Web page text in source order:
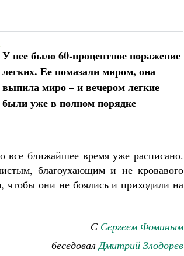
У нее было 60-процентное поражение
легких. Ее помазали миром, она
выпила миро – и вечером легкие
были уже в полном порядке
все ближайшее время уже расписано.
благоухающим и не кровавого
они не боялись и приходили на
С Сергеем Фоминым
беседовалДмитрий Злодорев